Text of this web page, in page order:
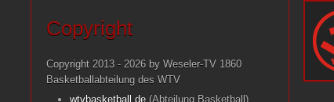
Copyright
Copyright 2013 - 2026 by Weseler-TV 1860
Basketballabteilung des WTV
wtvbasketball.de (Abteilung Basketball)